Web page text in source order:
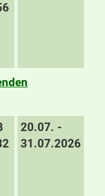
20.07. -
31.07.2026